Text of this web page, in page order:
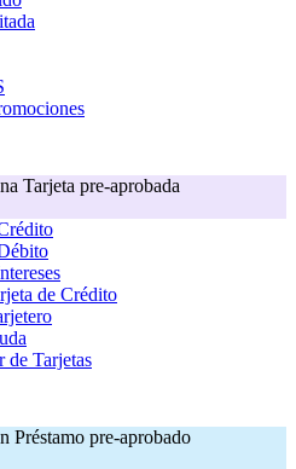
Tarjeta pre-aprobada
de Crédito
de Tarjetas
Préstamo pre-aprobado